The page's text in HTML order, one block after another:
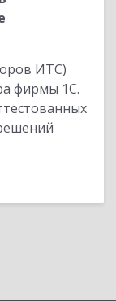
ИТС)
фирмы 1С.